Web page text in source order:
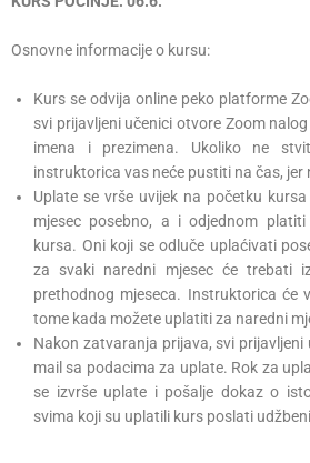
Osnovne informacije o kursu:
Kurs se odvija online peko platforme
svi prijavljeni učenici otvore Zoom
imena i prezimena. Ukoliko ne
instruktorica vas neće pustiti na čas, jer
Uplate se vrše uvijek na početku
mjesec posebno, a i odjednom
kursa. Oni koji se odluče uplaćivati
za svaki naredni mjesec će trebati
prethodnog mjeseca. Instruktorica će
tome kada možete uplatiti za naredni
Nakon zatvaranja prijava, svi prijavljeni
mail sa podacima za uplate. Rok za
se izvrše uplate i pošalje dokaz o
svima koji su uplatili kurs poslati